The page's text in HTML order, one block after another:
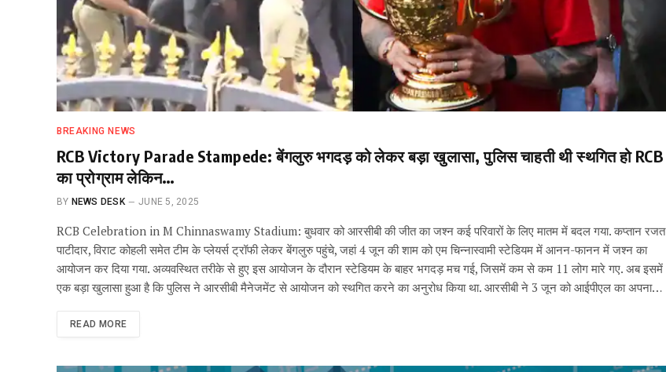
BREAKING NEWS
RCB Victory Parade Stampede: बेंगलुरु भगदड़ को लेकर बड़ा खुलासा, पुलिस चाहती थी स्थगित हो RCB
का प्रोग्राम लेकिन…
BY NEWS DESK JUNE 5, 2025
RCB Celebration in M Chinnaswamy Stadium: बुधवार को आरसीबी की जीत का जश्न कई परिवारों के लिए मातम में बदल गया. कप्तान रजत
पाटीदार, विराट कोहली समेत टीम के प्लेयर्स ट्रॉफी लेकर बेंगलुरु पहुंचे, जहां 4 जून की शाम को एम चिन्नास्वामी स्टेडियम में आनन-फानन में जश्न का
आयोजन कर दिया गया. अव्यवस्थित तरीके से हुए इस आयोजन के दौरान स्टेडियम के बाहर भगदड़ मच गई, जिसमें कम से कम 11 लोग मारे गए. अब इसमें
एक बड़ा खुलासा हुआ है कि पुलिस ने आरसीबी मैनेजमेंट से आयोजन को स्थगित करने का अनुरोध किया था. आरसीबी ने 3 जून को आईपीएल का अपना…
READ MORE